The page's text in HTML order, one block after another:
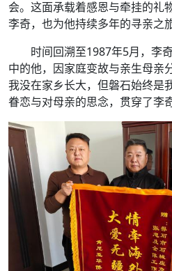
会。这面承载着感恩与牵挂的礼
李奇，也为他持续多年的寻亲之
时间回溯至1987年5月，李
中的他，因家庭变故与亲生母亲
我没在家乡长大，但磐石始终是
眷恋与对母亲的思念，贯穿了李